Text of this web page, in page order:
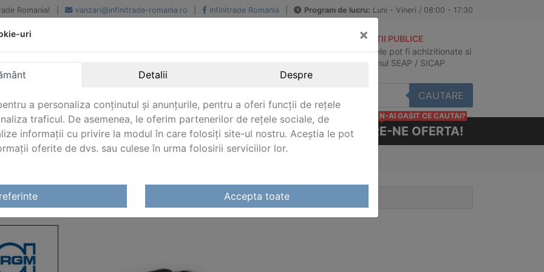
Romania! vanzari@infinitrade-romania.ro Infinitrade Romania Program de lucru: Luni - Vineri / 08:00 - 17:30
renume
National si international
Livrari din stoc intern sau
ACHIZITII PUBLICE
Produsele pot fi achizitionate si
in sistemul SEAP / SICAP
CAUTARE
CERE-NE OFERTA!
N-AI GASIT CE CAUTAI?
RUHRGETRIEBE
uri ×
Detalii Despre
a personaliza conținutul și anunțurile, pentru a oferi funcții de rețele
traficul. De asemenea, le oferim partenerilor de rețele sociale, de
informații cu privire la modul în care folosiți site-ul nostru. Aceștia le pot
oferite de dvs. sau culese în urma folosirii serviciilor lor.
Accepta toate